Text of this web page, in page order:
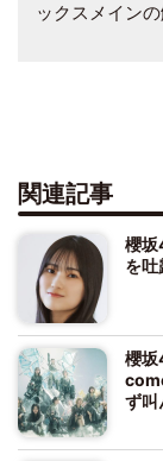
ックスメイン
関連記事
櫻坂
を吐
櫻
ず叫